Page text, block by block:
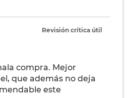
Revisión crítica útil
compra. Mejor
que además no deja
este